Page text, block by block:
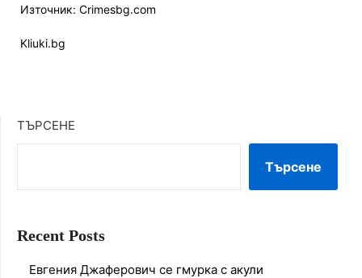
Източник: Crimesbg.com
Kliuki.bg
ТЪРСЕНЕ
Търсене
Recent Posts
Евгения Джаферович се гмурка с акули